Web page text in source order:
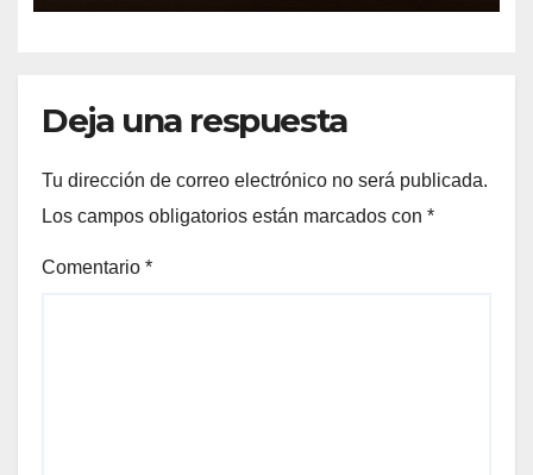
Deja una respuesta
Tu dirección de correo electrónico no será publicada.
Los campos obligatorios están marcados con *
Comentario *